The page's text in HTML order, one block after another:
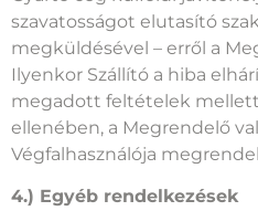
Gyártó cég külföldi
szavatosságot elutasító
megküldésével – erről a
Ilyenkor Szállító a hiba
megadott feltételek
ellenében, a Megrendelő